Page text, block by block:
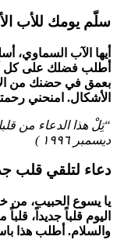
سلّم يومك للأب
أيها الآب السماوي،
أطلب فضلك على كل
بعمق في حضنك من
الأشكال. امنحني
“تِلْ هذا الدعاء من
ديسمبر ١٩٩٦
)
دعاء لتلقي قلب
يا يسوع الحبيب، من
اليوم قلباً جديداً،
والسلام. أطلب هذا